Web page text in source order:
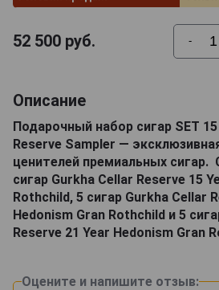
52 500 руб. -
Описание
Подарочный набор сигар SET
Reserve Sampler —
ценителей премиальных сигар.
сигар Gurkha Cellar Reserve 15
Rothchild, 5 сигар Gurkha Cellar
Hedonism Gran Rothchild и 5
Reserve 21 Year Hedonism Gran
Оцените и напишите отзыв: